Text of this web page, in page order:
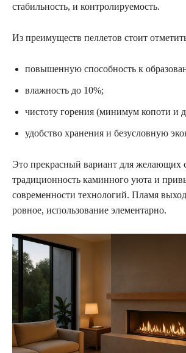
стабильность, и контролируемость.
Из преимуществ пеллетов стоит
повышенную способность к
влажность до 10%;
чистоту горения (минимум копоти и
удобство хранения и безусловную
Это прекрасный вариант для желающих
традиционность каминного уюта и
современности технологий. Пламя
ровное, использование элементарно.